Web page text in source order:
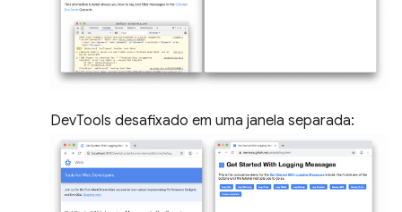
DevTools desafixado em uma janela separada: